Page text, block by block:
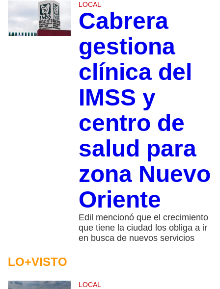
LOCAL
Cabrera
gestiona
clínica del
IMSS y
centro de
salud para
zona Nuevo
Oriente
Edil mencionó que el crecimiento
que tiene la ciudad los obliga a ir
en busca de nuevos servicios
LO+VISTO
LOCAL